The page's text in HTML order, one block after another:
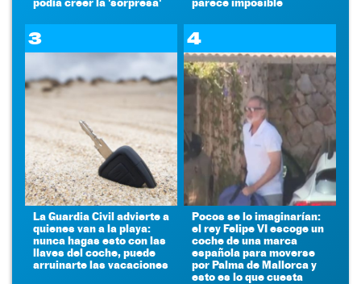
3
La Guardia Civil advierte a
quienes van a la playa:
nunca hagas esto con las
llaves del coche, puede
arruinarte las vacaciones
4
Pocos se lo imaginarían:
el rey Felipe VI escoge un
coche de una marca
española para moverse
por Palma de Mallorca y
esto es lo que cuesta